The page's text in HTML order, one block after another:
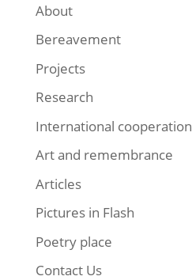
About
Bereavement
Projects
Research
International cooperation
Art and remembrance
Articles
Pictures in Flash
Poetry place
Contact Us